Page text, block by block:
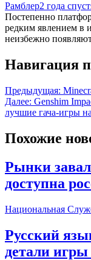
Рамблер2 года
Постепенно
редким явлением в
неизбежно
Навигация
Предыдущая:
Далее: Genshim
лучшие гача-игры
Похожие
Рынки
доступна
Национальная
Русский
детали игры